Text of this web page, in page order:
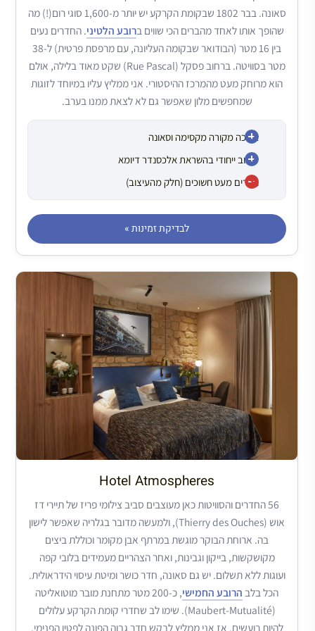
בריכה מקורה מקסימה וסאונה
עיצוב ייחודי בהשראת אלכסנדר דיומא
חדרים מעט חשוכים (חלק מהעיצוב)
סאונה. בבר 1802 שבקומת הקרקע יש יותר מ-1,600 סוגי רום(!) מה
שהופך אותו לאחד מהברים הכי שווים ברובע הלטיני. החדרים נעים
בין 16 מטר (הבודואר שבקומה העליונה, עם מרפסת פרטית) ל-38
מטר בסוויטה. ברחוב פסקל (Rue Pascal) שקט מאוד בלילה, אולם
הוא מרוחק מעט מהמרכז ההיסטורי. אני ממליץ עליו במיוחד לזוגות
שמחפשים מלון שאפשר גם לא לצאת ממנו בערב.
לבדיקת זמינות »
Hotel Atmospheres
56 החדרים והסוויטות כאן מעוצבים סביב צילומי פריז של תיירי דז
אוש (Thierry des Ouches), ולמעשה מדובר בגלריה שאפשר לישון
בה. ארוחת הבוקר מוגשת במרתף אבן מקומר וכוללת ביצים
מקושקשות, בייקון וגבינות, ואחר הצהריים מעמידים בלובי קפה
ועוגות ללא תשלום. יש גם סאונה, חדר כושר ומיטת עיסוי הידראולית.
הכל בלב הרובע החמישי
, כ-200 מטר מתחנת מובר מוטואליטה
(Maubert-Mutualité). שימו לב שחדרי קומת הקרקע עלולים
להיות רועשים, אז אני ממליץ לבקש חדר גבוה הפונה לפטיו הפנימי.